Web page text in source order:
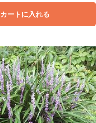
カートに入れる